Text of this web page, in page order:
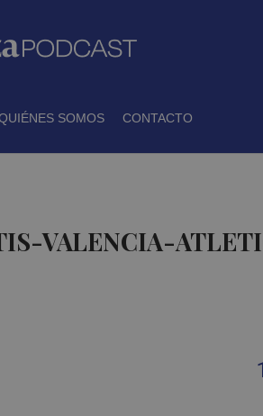
SOMOS CONTACTO
VALENCIA-
1